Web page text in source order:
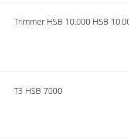
Trimmer HSB 10.000 HSB
T3 HSB 7000